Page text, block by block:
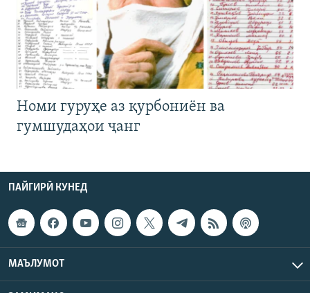
Номи гуруҳе аз қурбониён ва
гумшудаҳои ҷанг
ПАЙГИРӢ КУНЕД
МАЪЛУМОТ